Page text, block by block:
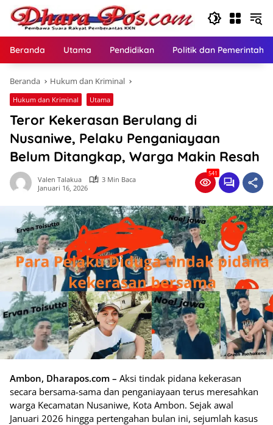
Langsung
konten
Beranda Utama Pendidikan Politik dan
Beranda Hukum dan Kriminal
Hukum dan Kriminal Utama
Teror Kekerasan Berulang di
Nusaniwe, Pelaku Penganiayaan
Belum Ditangkap, Warga Makin Resah
Valen Talakua
3 Min Baca
Januari 16, 2026
541
Ambon, Dharapos.com – Aksi tindak pidana kekerasan
secara bersama-sama dan penganiayaan terus meresahkan
warga Kecamatan Nusaniwe, Kota Ambon. Sejak awal
Januari 2026 hingga pertengahan bulan ini, sejumlah kasus